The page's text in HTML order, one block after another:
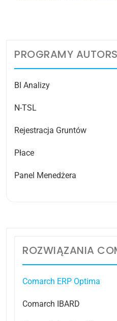
PROGRAMY
BI Analizy
N-TSL
Rejestracja Gruntów
Płace
Panel Menedżera
ROZWIĄZANIA
Comarch ERP Optima
Comarch IBARD